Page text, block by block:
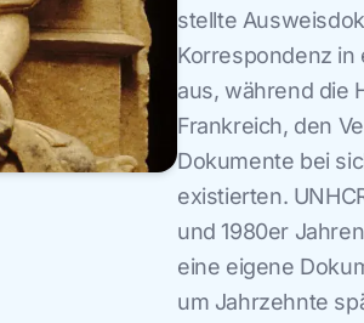
stellte
Korrespondenz
aus, während die
Frankreich, den
Dokumente bei
existierten.
und 1980er
eine eigene
um Jahrzehnte